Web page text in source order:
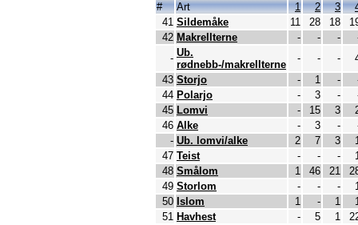
#
Art 1 2 3
41 Sildemåke 11 28 18
42 Makrellterne - - -
- Ub.
rødnebb-/makrellterne
- - -
43 Storjo - 1 -
44 Polarjo - 3 -
45 Lomvi - 15 3
46 Alke - 3 -
- Ub. lomvi/alke 2 7 3
47 Teist - - -
48 Smålom 1 46 21
49 Storlom - - -
50 Islom 1 - 1
51 Havhest - 5 1